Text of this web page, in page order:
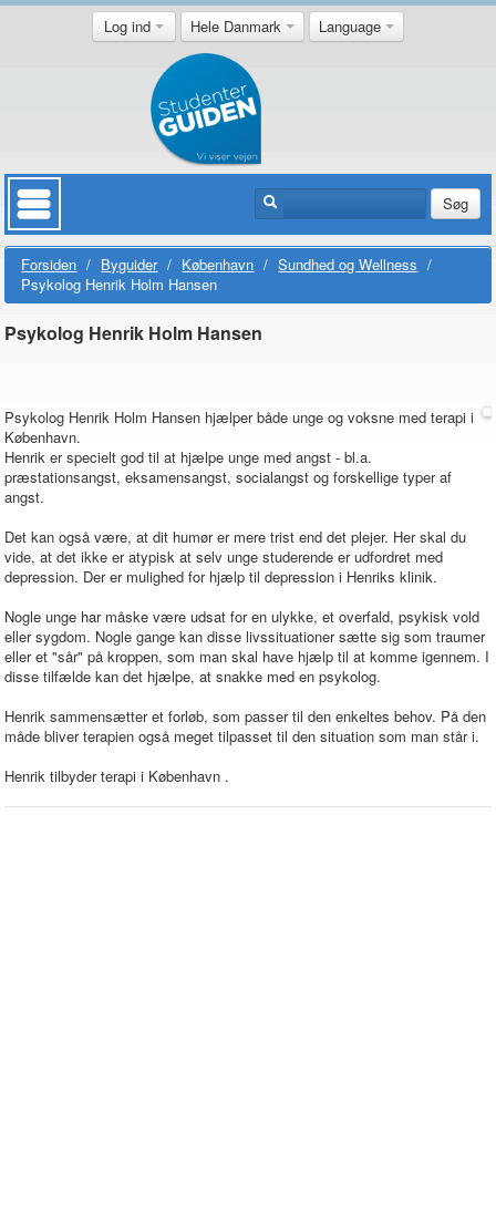
Log ind Hele Danmark Language
Søg
Forsiden / Byguider / København / Sundhed og Wellness /
Psykolog Henrik Holm Hansen
Psykolog Henrik Holm Hansen
Psykolog Henrik Holm Hansen hjælper både unge og voksne med terapi i
København.
Henrik er specielt god til at hjælpe unge med angst - bl.a.
præstationsangst, eksamensangst, socialangst og forskellige typer af
angst.
Det kan også være, at dit humør er mere trist end det plejer. Her skal du
vide, at det ikke er atypisk at selv unge studerende er udfordret med
depression. Der er mulighed for hjælp til depression i Henriks klinik.
Nogle unge har måske være udsat for en ulykke, et overfald, psykisk vold
eller sygdom. Nogle gange kan disse livssituationer sætte sig som traumer
eller et "sår" på kroppen, som man skal have hjælp til at komme igennem. I
disse tilfælde kan det hjælpe, at snakke med en psykolog.
Henrik sammensætter et forløb, som passer til den enkeltes behov. På den
måde bliver terapien også meget tilpasset til den situation som man står i.
Henrik tilbyder terapi i København .